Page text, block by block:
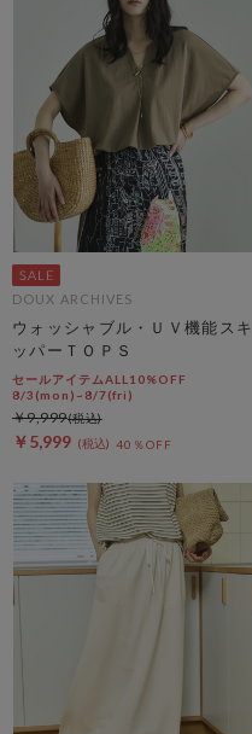
DOUX ARCHIVES
ウォッシャブル・ＵＶ機能スキ
ッパーＴＯＰＳ
セールアイテムALL10%OFF
8/3(mon)~8/7(fri)
￥5,999 40％OFF
￥9,999